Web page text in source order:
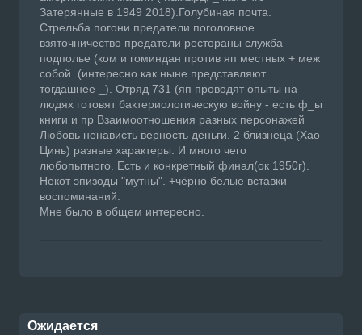
Затерянные в 1949 2018).Голубиная почта.
Стрельба погони предатели поголовное
взяточничество предатели рестораны служба
подполье (ком и гоминдан против яп местных + меж
собой. (интересно как ныне представляют
тогдашнее _). Отряд 731 (яп проводят опыты на
людях готовят бактериологическую войну - есть ф_ы
книги и пр Взаимоотношения разных персонажей
Любовь ненависть верность деньги. 2 близнеца (Хао
Цинь) разные характеры. И много чего
любопытного. Есть и конкретный финал(ок 1950г).
Некот эпизоды "мутны". +чёрно белые вставки
воспоминаний.
Мне было в общем интересно.
Ожидается